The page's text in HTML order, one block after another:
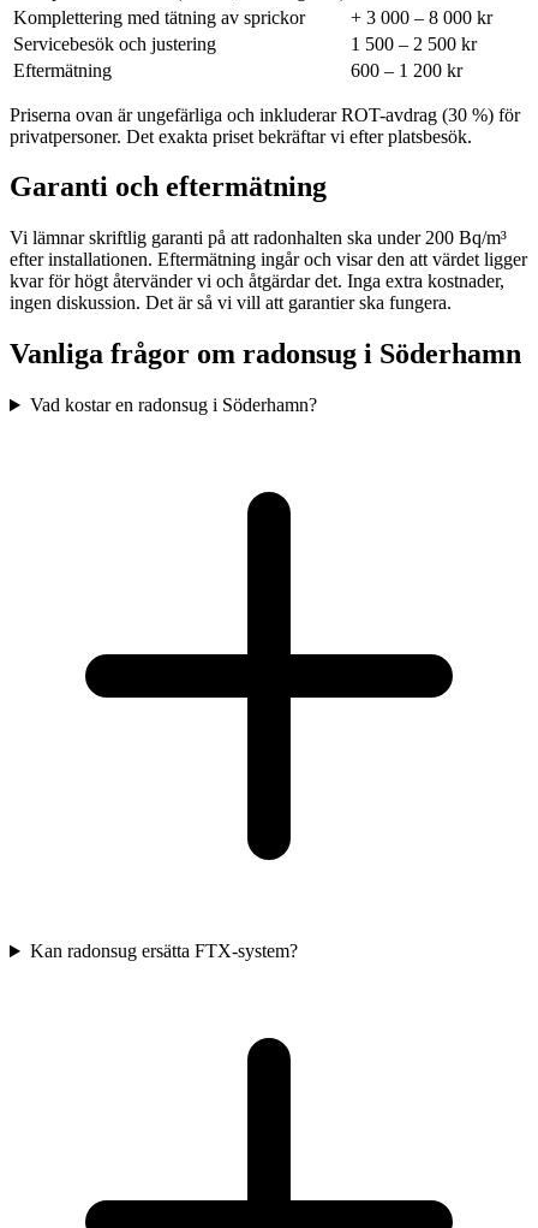
Komplettering med tätning av sprickor
+ 3 000 – 8 000 kr
Servicebesök och justering
1 500 – 2 500 kr
Eftermätning
600 – 1 200 kr
Priserna ovan är ungefärliga och inkluderar ROT-avdrag (30 %) för
privatpersoner. Det exakta priset bekräftar vi efter platsbesök.
Garanti och eftermätning
Vi lämnar skriftlig garanti på att radonhalten ska under 200 Bq/m³
efter installationen. Eftermätning ingår och visar den att värdet ligger
kvar för högt återvänder vi och åtgärdar det. Inga extra kostnader,
ingen diskussion. Det är så vi vill att garantier ska fungera.
Vanliga frågor om radonsug i Söderhamn
Vad kostar en radonsug i Söderhamn?
Kan radonsug ersätta FTX-system?